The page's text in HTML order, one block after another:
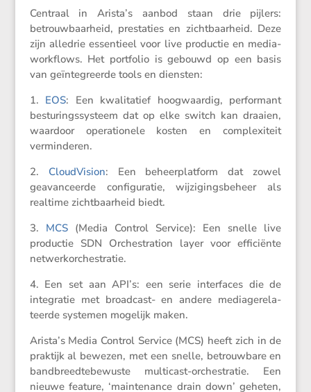
Centraal in Arista’s aanbod staan drie pijlers:
betrouw­baar­heid, presta­ties en zicht­baar­heid. Deze
zijn alledrie essen­tieel voor live productie en media­
work­flows. Het portfolio is gebouwd op een basis
van geïnte­greerde tools en diensten:
1. EOS: Een kwali­ta­tief hoogwaardig, perfor­mant
bestu­rings­sys­teem dat op elke switch kan draaien,
waardoor opera­ti­o­nele kosten en complexi­teit
verminderen.
2. Cloud­Vi­sion: Een beheer­plat­form dat zowel
geavan­ceerde confi­gu­ratie, wijzi­gings­be­heer als
realtime zicht­baar­heid biedt.
3. MCS(Media Control Service): Een snelle live
productie SDN Orches­tra­tion layer voor effici­ënte
netwerkorchestratie.
4. Een set aan API’s: een serie inter­faces die de
integratie met broad­cast- en andere media­ge­re­la­
teerde systemen mogelijk maken.
Arista’s Media Control Service (MCS) heeft zich in de
praktijk al bewezen, met een snelle, betrouw­bare en
bandbreed­te­be­wuste multi­cast-orches­tratie. Een
nieuwe feature, ‘maintenance drain down’ geheten,